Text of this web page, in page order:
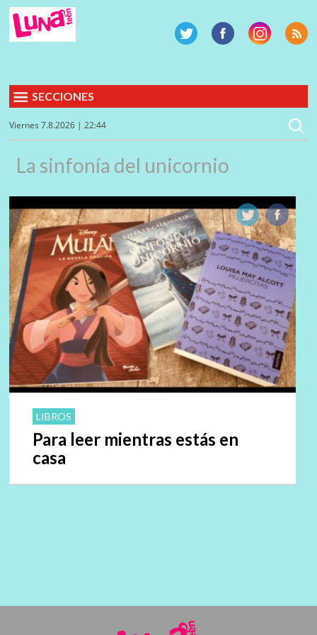
SECCIONES
Viernes 7.8.2026 | 22:44
La sinfonía del unicornio
LIBROS
Para leer mientras estás en
casa